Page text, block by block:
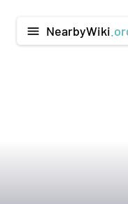
menu NearbyWiki